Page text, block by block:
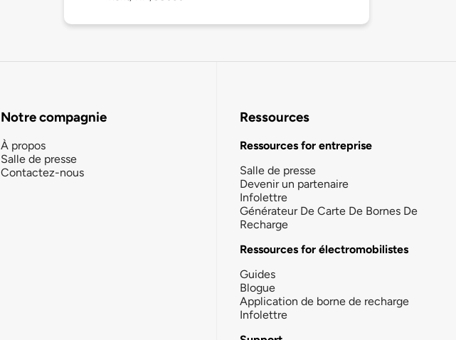
Notre compagnie
À propos
Salle de presse
Contactez-nous
Ressources
Ressources for entreprise
Salle de presse
Devenir un partenaire
Infolettre
Générateur De Carte De Bornes De
Recharge
Ressources for électromobilistes
Guides
Blogue
Application de borne de recharge
Infolettre